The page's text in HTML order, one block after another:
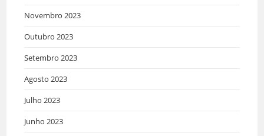
Novembro 2023
Outubro 2023
Setembro 2023
Agosto 2023
Julho 2023
Junho 2023